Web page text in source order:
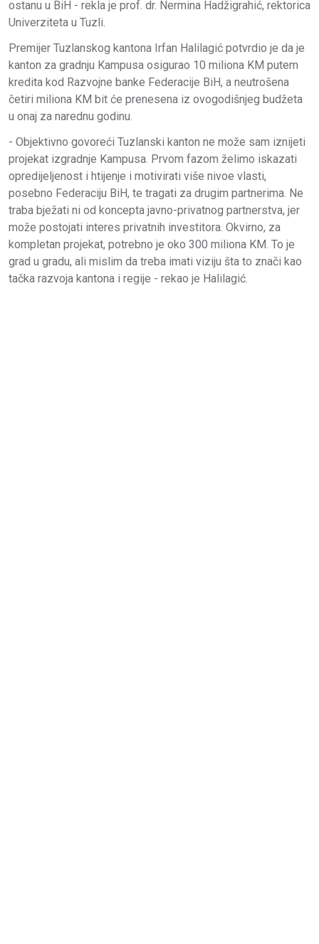
ostanu u BiH - rekla je prof. dr. Nermina Hadžigrahić, rektorica
Univerziteta u Tuzli.
Premijer Tuzlanskog kantona Irfan Halilagić potvrdio je da je
kanton za gradnju Kampusa osigurao 10 miliona KM putem
kredita kod Razvojne banke Federacije BiH, a neutrošena
četiri miliona KM bit će prenesena iz ovogodišnjeg budžeta
u onaj za narednu godinu.
- Objektivno govoreći Tuzlanski kanton ne može sam iznijeti
projekat izgradnje Kampusa. Prvom fazom želimo iskazati
opredijeljenost i htijenje i motivirati više nivoe vlasti,
posebno Federaciju BiH, te tragati za drugim partnerima. Ne
traba bježati ni od koncepta javno-privatnog partnerstva, jer
može postojati interes privatnih investitora. Okvirno, za
kompletan projekat, potrebno je oko 300 miliona KM. To je
grad u gradu, ali mislim da treba imati viziju šta to znači kao
tačka razvoja kantona i regije - rekao je Halilagić.